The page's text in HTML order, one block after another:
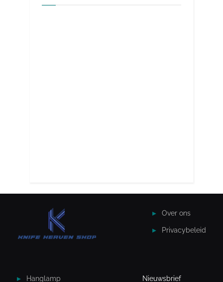
Over ons
Privacybeleid
Hanglamp Nieuwsbrief